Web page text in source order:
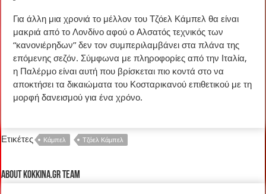
Για άλλη μια χρονιά το μέλλον του Τζόελ Κάμπελ θα είναι
μακριά από το Λονδίνο αφού ο Αλσατός τεχνικός των
“κανονιέρηδων” δεν τον συμπεριλαμβάνει στα πλάνα της
επόμενης σεζόν. Σύμφωνα με πληροφορίες από την Ιταλία,
η Παλέρμο είναι αυτή που βρίσκεται πιο κοντά στο να
αποκτήσει τα δικαιώματα του Κοσταρικανού επιθετικού με τη
μορφή δανεισμού για ένα χρόνο.
Ετικέτες Κάμπελ Τζόελ Κάμπελ
About kokkina.gr TEAM